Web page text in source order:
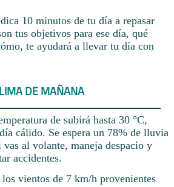
10 minutos de tu día a repasar
tus objetivos para ese día, qué
te ayudará a llevar tu día con
DE MAÑANA
de subirá hasta 30 °C,
cálido. Se espera un 78% de lluvia
al volante, maneja despacio y
accidentes.
vientos de 7 km/h provenientes